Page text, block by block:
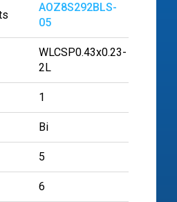
AOZ8S292BLS-
05
WLCSP0.43x0.23-
2L
1
Bi
5
6